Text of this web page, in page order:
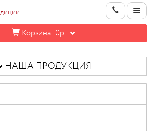
Корзина: 0р.
НАША ПРОДУКЦИЯ